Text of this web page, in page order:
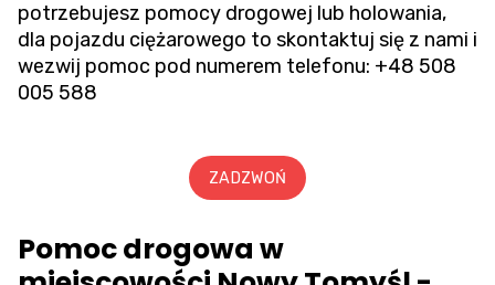
potrzebujesz pomocy drogowej lub holowania,
dla pojazdu ciężarowego to skontaktuj się z nami i
wezwij pomoc pod numerem telefonu: +48 508
005 588
ZADZWOŃ
Pomoc drogowa w